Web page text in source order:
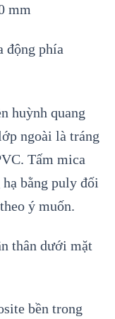
mm
động phía
huỳnh quang
ngoài là tráng
Tấm mica
bằng puly đối
ý muốn.
thân dưới mặt
bền trong